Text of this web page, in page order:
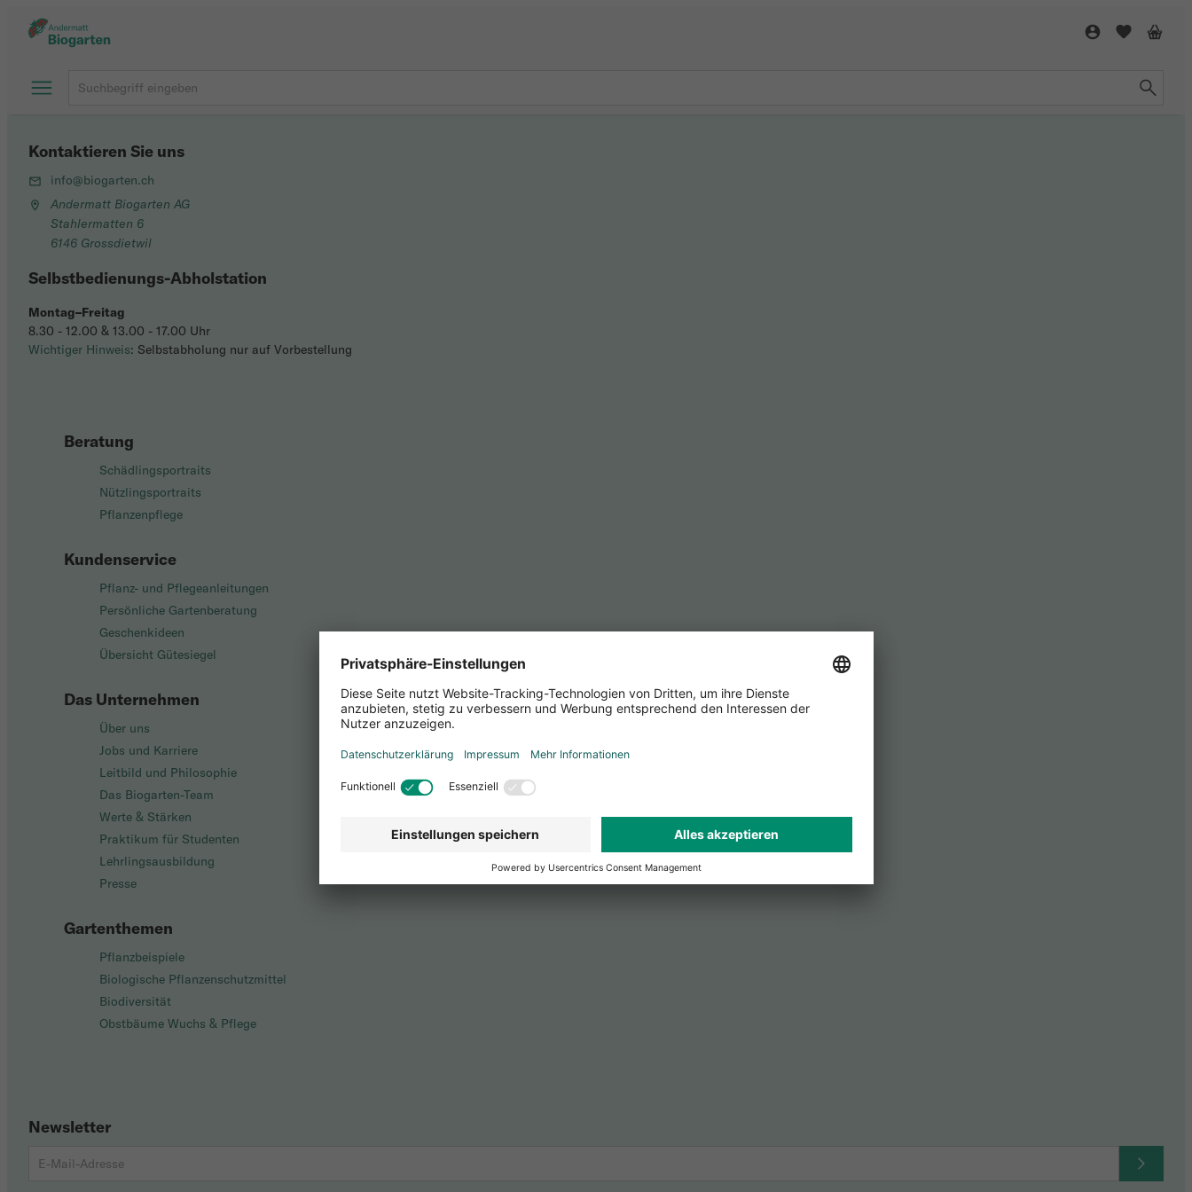
Beratung
Schädlingsportraits
Nützlingsportraits
Pflanzenpflege
Kundenservice
Pflanz- und Pflegeanleitungen
Persönliche Gartenberatung
Geschenkideen
Übersicht Gütesiegel
Das Unternehmen
Über uns
Jobs und Karriere
Leitbild und Philosophie
Das Biogarten-Team
Werte & Stärken
Praktikum für Studenten
Lehrlingsausbildung
Presse
Gartenthemen
Pflanzbeispiele
Biologische Pflanzenschutzmittel
Biodiversität
Obstbäume Wuchs & Pflege
Newsletter
Kontaktieren Sie uns
info@biogarten.ch
Andermatt Biogarten AG
Stahlermatten 6
6146 Grossdietwil
Selbstbedienungs-Abholstation
Montag–Freitag
8.30 - 12.00 & 13.00 - 17.00 Uhr
Wichtiger Hinweis: Selbstabholung nur auf Vorbestellung